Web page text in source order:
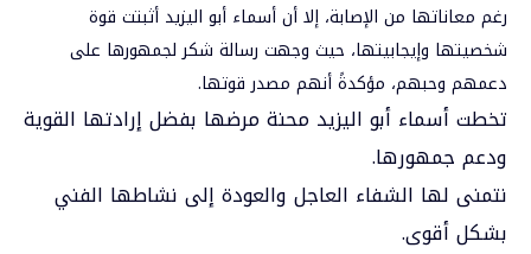
رغم معاناتها من الإصابة، إلا أن أسماء أبو اليزيد أثبتت قوة
شخصيتها وإيجابيتها، حيث وجهت رسالة شكر لجمهورها على
دعمهم وحبهم، مؤكدةً أنهم مصدر قوتها.
تخطت أسماء أبو اليزيد محنة مرضها بفضل إرادتها القوية
ودعم جمهورها.
نتمنى لها الشفاء العاجل والعودة إلى نشاطها الفني
بشكل أقوى.